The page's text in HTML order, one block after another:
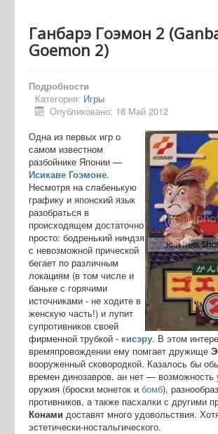
Ганбарэ Гоэмон 2
Goemon 2)
Подробности
Категория: Игры
Опубликовано: 18 Май 2012
Одна из первых игр о
самом известном
разбойнике Японии —
Исикаве Гоэмоне.
Несмотря на слабенькую
графику и японский язык
разобраться в
происходящем достаточно
просто: бодренький ниндзя
с невозможной прической
бегает по различным
локациям (в том числе и
баньке с горячими
источниками - не ходите в
женскую часть!) и лупит
супротивников своей
фирменной трубкой - кисэру. В этом
времяпровождении ему помгает дружище
вооруженный сковородкой. Казалось бы
времен динозавров, ан нет — возможность
оружия (броски монеток и бомб),
противников, а также пасхалки с другими
Конами доставят много удовольствия.
эстетически-ностальгического.